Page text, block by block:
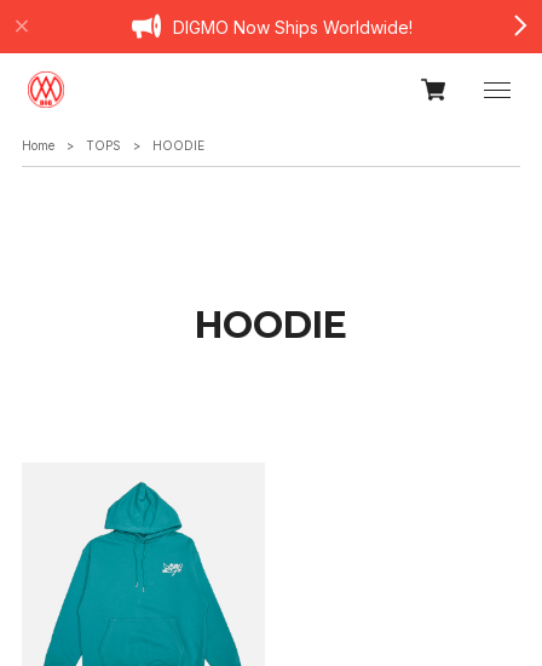
DIGMO Now Ships Worldwide!
Home TOPS HOODIE
HOODIE